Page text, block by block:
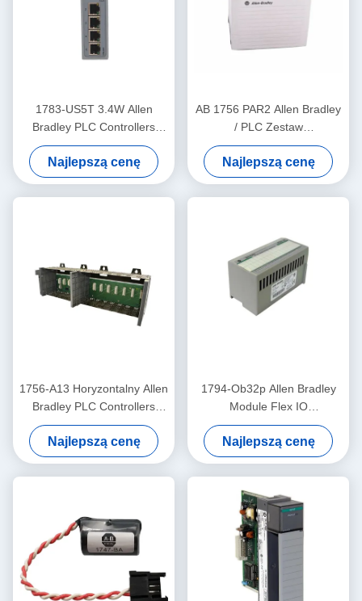
1783-US5T 3.4W Allen
Bradley PLC Controllers
Przemysłowy przełącznik
Ethernet Pięć miedzianych
portów
Najlepszą cenę
AB 1756 PAR2 Allen Bradley
/ PLC Zestaw
redundantnego zasilacza
ControlLogix
Najlepszą cenę
1756-A13 Horyzontalny Allen
Bradley PLC Controllers
Podwozie 13 13 gniazdek
Najlepszą cenę
1794-Ob32p Allen Bradley
Module Flex IO
Elektronicznie chroniony
moduł wyjściowy dyskretny
Najlepszą cenę